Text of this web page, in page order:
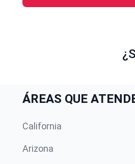
ÁREAS QUE
California
Arizona